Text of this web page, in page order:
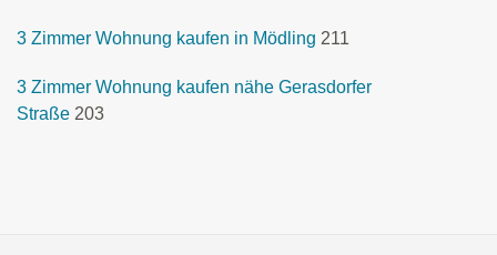
3 Zimmer Wohnung kaufen in Mödling 211
3 Zimmer Wohnung kaufen nähe Gerasdorfer
Straße 203